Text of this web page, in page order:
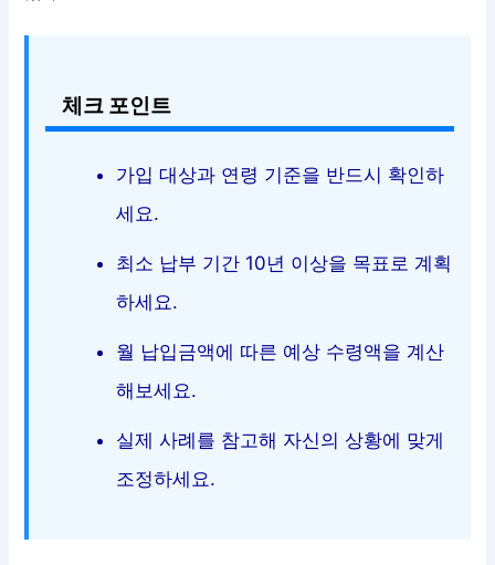
체크 포인트
가입 대상과 연령 기준을 반드시 확인하
세요.
최소 납부 기간 10년 이상을 목표로 계획
하세요.
월 납입금액에 따른 예상 수령액을 계산
해보세요.
실제 사례를 참고해 자신의 상황에 맞게
조정하세요.